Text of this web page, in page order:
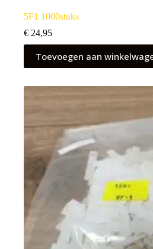
5F1 1000stuks
€ 24,95
Toevoegen aan